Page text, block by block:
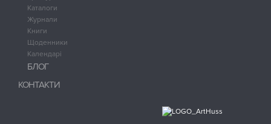
Каталоги
Журнали
Книги
Щоденники
Календарі
БЛОГ
КОНТАКТИ